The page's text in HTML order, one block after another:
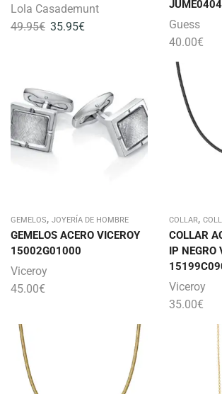
Lola Casademunt
49.95€ 35.95€
Guess
40.00€
GEMELOS, JOYERÍA DE HOMBRE
GEMELOS ACERO VICEROY
15002G01000
Viceroy
45.00€
COLLAR,
COLLAR
IP NEGRO
Viceroy
35.00€